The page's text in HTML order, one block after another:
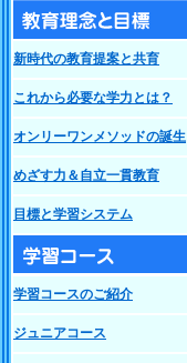
新時代の教育提案と共育
これから必要な学力とは？
オンリーワンメソッドの誕生
めざす力＆自立一貫教育
目標と学習システム
学習コースのご紹介
ジュニアコース